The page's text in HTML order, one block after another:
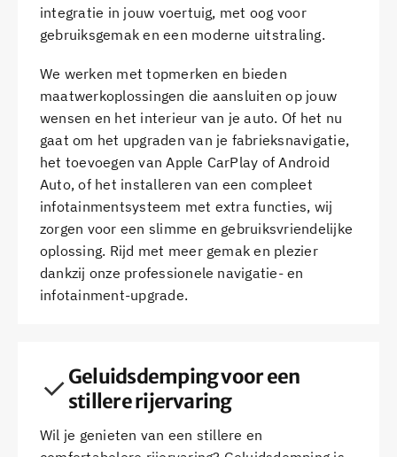
integratie in jouw voertuig, met oog voor
gebruiksgemak en een moderne uitstraling.
We werken met topmerken en bieden
maatwerkoplossingen die aansluiten op jouw
wensen en het interieur van je auto. Of het nu
gaat om het upgraden van je fabrieksnavigatie,
het toevoegen van Apple CarPlay of Android
Auto, of het installeren van een compleet
infotainmentsysteem met extra functies, wij
zorgen voor een slimme en gebruiksvriendelijke
oplossing. Rijd met meer gemak en plezier
dankzij onze professionele navigatie- en
infotainment-upgrade.
Geluidsdemping voor een
stillere rijervaring
Wil je genieten van een stillere en